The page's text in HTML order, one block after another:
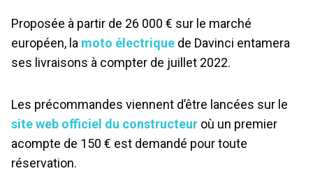
Proposée à partir de 26 000 € sur le marché
européen, la moto électrique de Davinci entamera
ses livraisons à compter de juillet 2022.
Les précommandes viennent d’être lancées sur le
site web officiel du constructeur où un premier
acompte de 150 € est demandé pour toute
réservation.